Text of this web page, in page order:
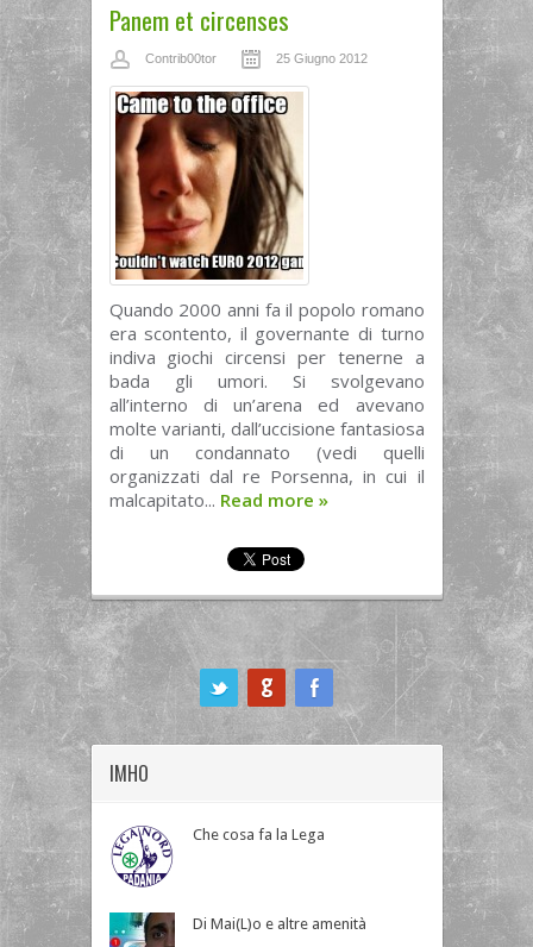
Panem et circenses
Contrib00tor 25 Giugno 2012
Quando 2000 anni fa il popolo romano
era scontento, il governante di turno
indiva giochi circensi per tenerne a
bada gli umori. Si svolgevano
all’interno di un’arena ed avevano
molte varianti, dall’uccisione fantasiosa
di un condannato (vedi quelli
organizzati dal re Porsenna, in cui il
malcapitato... Read more »
IMHO
Che cosa fa la Lega
Di Mai(L)o e altre amenità